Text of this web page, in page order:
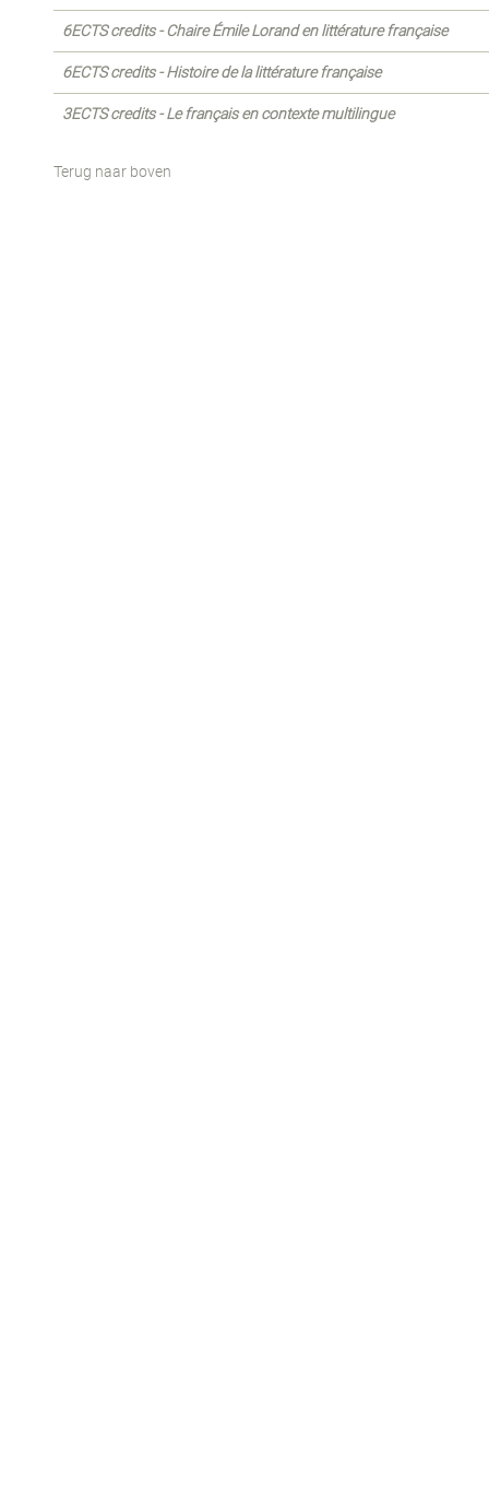
6ECTS credits - Chaire Émile Lorand en littérature française
6ECTS credits - Histoire de la littérature française
3ECTS credits - Le français en contexte multilingue
Terug naar boven